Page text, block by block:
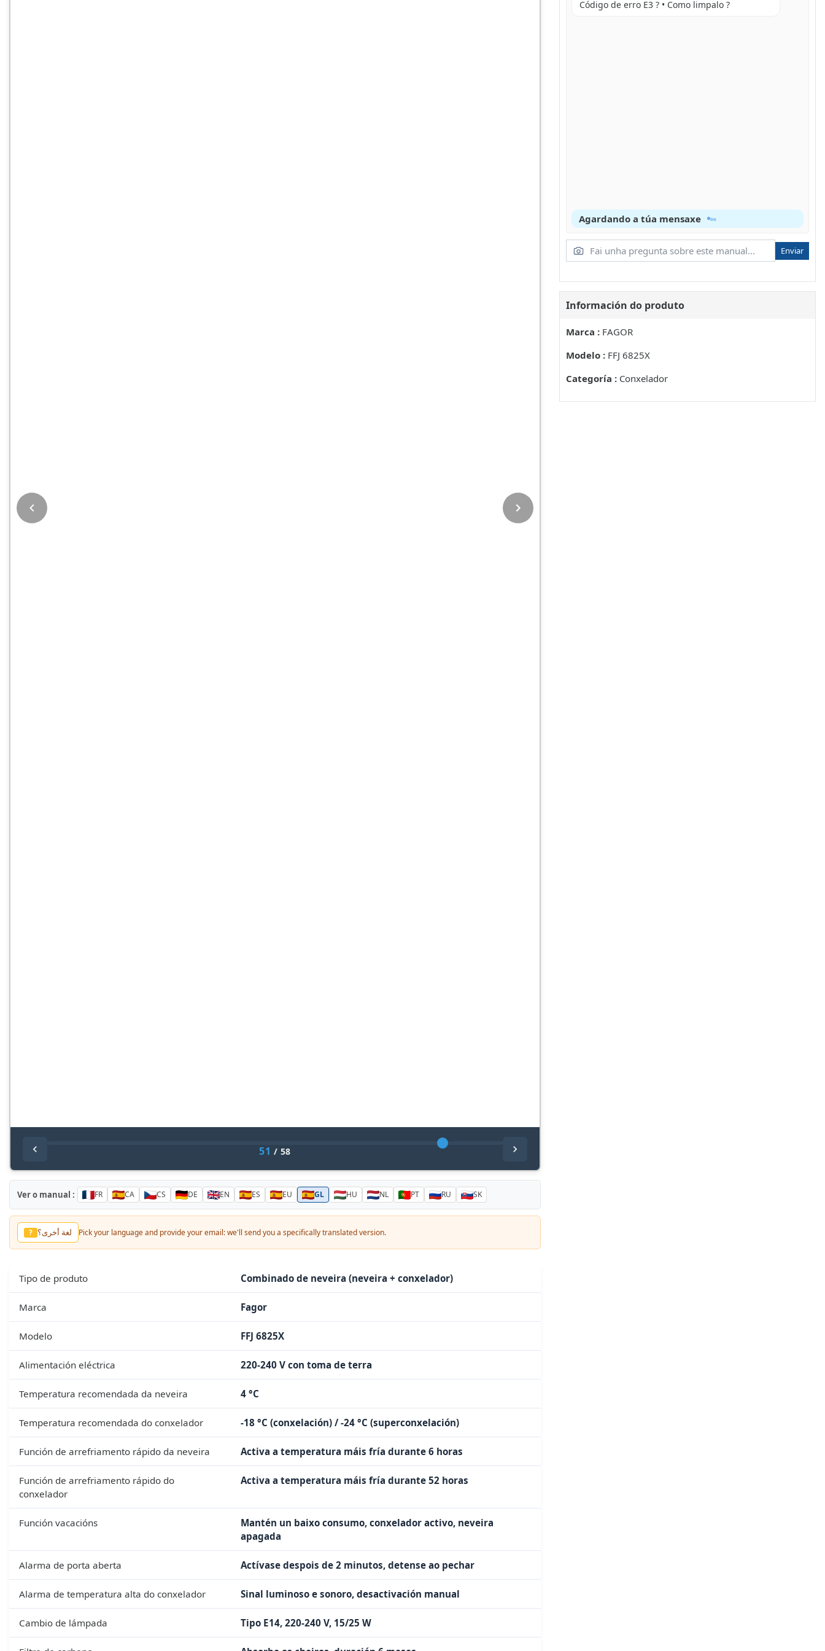
51 / 58
Ver o manual : FR CA CS DE EN ES EU GL HU NL PT RU SK
? لغة أخرى؟ Pick your language and provide your email: we'll send you a specifically translated version.
Tipo de produto Combinado de neveira (neveira + conxelador)
Marca Fagor
Modelo FFJ 6825X
Alimentación eléctrica 220-240 V con toma de terra
Temperatura recomendada da neveira 4 °C
Temperatura recomendada do conxelador -18 °C (conxelación) / -24 °C (superconxelación)
Función de arrefriamento rápido da neveira Activa a temperatura máis fría durante 6 horas
Función de arrefriamento rápido do
conxelador
Activa a temperatura máis fría durante 52 horas
Función vacacións
Mantén un baixo consumo, conxelador activo, neveira
apagada
Alarma de porta aberta Actívase despois de 2 minutos, detense ao pechar
Alarma de temperatura alta do conxelador Sinal luminoso e sonoro, desactivación manual
Cambio de lámpada Tipo E14, 220-240 V, 15/25 W
Medio ambiente
Código de erro E3 ? • Como limpalo ?
Agardando a túa mensaxe
Enviar
Información do produto
Marca : FAGOR
Modelo : FFJ 6825X
Categoría : Conxelador